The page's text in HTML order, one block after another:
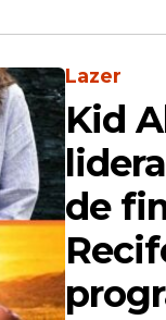
(EUA) e foi
ela já
Lazer
Kid
de